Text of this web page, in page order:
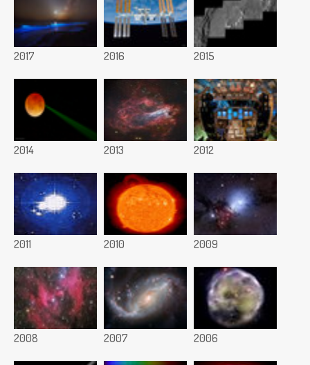
2017 2016 2015
2014 2013 2012
2011 2010 2009
2008 2007 2006